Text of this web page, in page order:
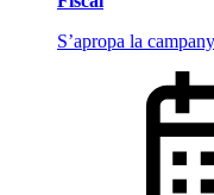
S’apropa la